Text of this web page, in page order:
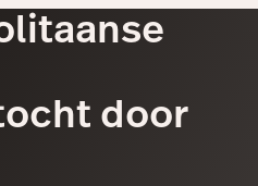
door